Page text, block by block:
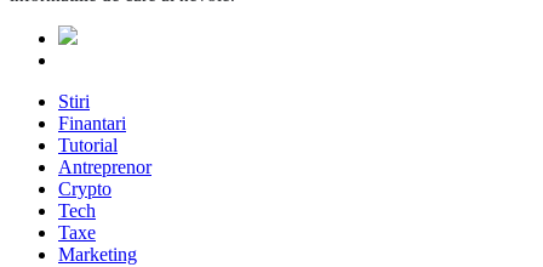
Stiri
Finantari
Tutorial
Antreprenor
Crypto
Tech
Taxe
Marketing